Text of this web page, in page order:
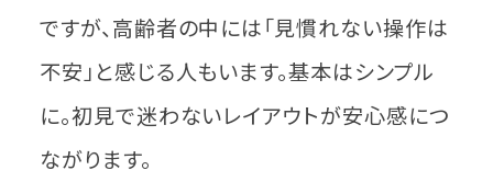
ですが、高齢者の中には「見慣れない操作は
不安」と感じる人もいます。基本はシンプル
に。初見で迷わないレイアウトが安心感につ
ながります。